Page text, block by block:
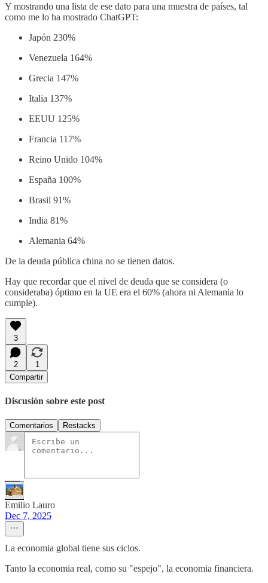
Y mostrando una lista de ese dato para una muestra de países, tal
como me lo ha mostrado ChatGPT:
Japón 230%
Venezuela 164%
Grecia 147%
Italia 137%
EEUU 125%
Francia 117%
Reino Unido 104%
España 100%
Brasil 91%
India 81%
Alemania 64%
De la deuda pública china no se tienen datos.
Hay que recordar que el nivel de deuda que se considera (o
consideraba) óptimo en la UE era el 60% (ahora ni Alemania lo
cumple).
3
2
1
Compartir
Discusión sobre este post
Comentarios Restacks
Emilio Lauro
Dec 7, 2025
La economia global tiene sus ciclos.
Tanto la economia real, como su "espejo", la economia financiera.